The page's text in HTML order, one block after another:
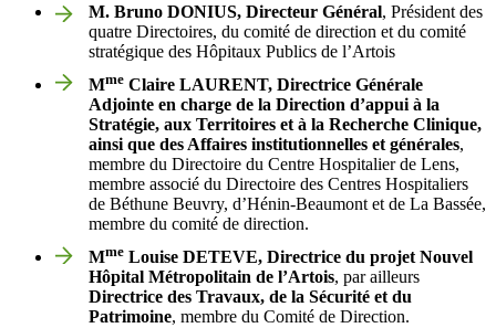
M. Bruno DONIUS, Directeur Général, Président des
quatre Directoires, du comité de direction et du comité
stratégique des Hôpitaux Publics de l’Artois
Mme Claire LAURENT, Directrice Générale
Adjointe en charge de la Direction d’appui à la
Stratégie, aux Territoires et à la Recherche Clinique,
ainsi que des Affaires institutionnelles et générales,
membre du Directoire du Centre Hospitalier de Lens,
membre associé du Directoire des Centres Hospitaliers
de Béthune Beuvry, d’Hénin-Beaumont et de La Bassée,
membre du comité de direction.
Mme Louise DETEVE, Directrice du projet Nouvel
Hôpital Métropolitain de l’Artois, par ailleurs
Directrice des Travaux, de la Sécurité et du
Patrimoine, membre du Comité de Direction.